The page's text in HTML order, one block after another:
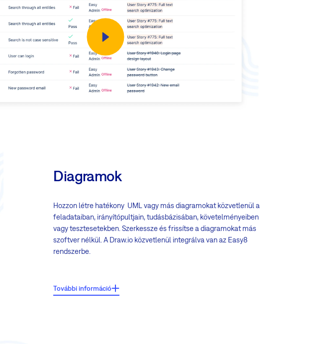
Diagramok
Hozzon létre hatékony UML vagy más diagramokat közvetlenül a
feladataiban, irányítópultjain, tudásbázisában, követelményeiben
vagy tesztesetekben. Szerkessze és frissítse a diagramokat más
szoftver nélkül. A Draw.io közvetlenül integrálva van az Easy8
rendszerbe.
További információ